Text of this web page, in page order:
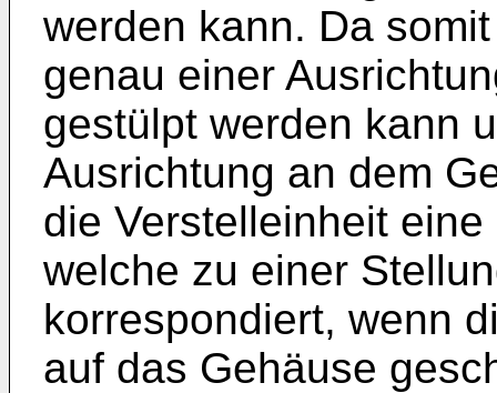
werden kann. Da
genau einer
gestülpt werden kann
Ausrichtung an dem
die Verstelleinheit
welche zu einer
korrespondiert, wenn
auf das Gehäuse